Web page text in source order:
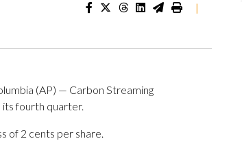
|
(AP) — Carbon Streaming
fourth quarter.
of 2 cents per share.